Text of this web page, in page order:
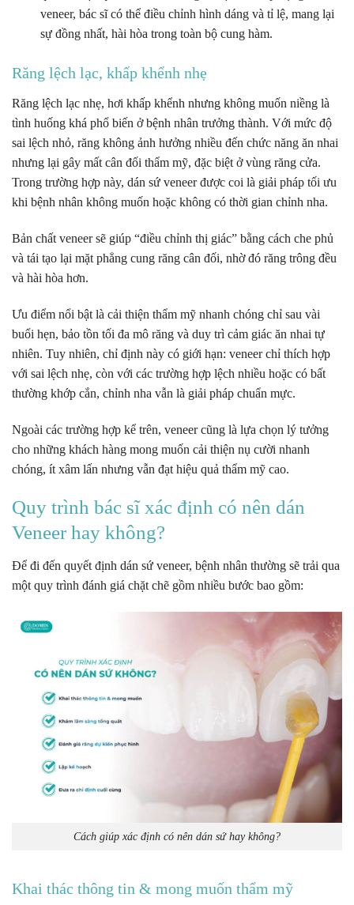
veneer, bác sĩ có thể điều chỉnh hình dáng và tỉ lệ, mang lại
sự đồng nhất, hài hòa trong toàn bộ cung hàm.
Răng lệch lạc, khấp khểnh nhẹ
Răng lệch lạc nhẹ, hơi khấp khểnh nhưng không muốn niềng là
tình huống khá phổ biến ở bệnh nhân trưởng thành. Với mức độ
sai lệch nhỏ, răng không ảnh hưởng nhiều đến chức năng ăn nhai
nhưng lại gây mất cân đối thẩm mỹ, đặc biệt ở vùng răng cửa.
Trong trường hợp này, dán sứ veneer được coi là giải pháp tối ưu
khi bệnh nhân không muốn hoặc không có thời gian chỉnh nha.
Bản chất veneer sẽ giúp “điều chỉnh thị giác” bằng cách che phủ
và tái tạo lại mặt phẳng cung răng cân đối, nhờ đó răng trông đều
và hài hòa hơn.
Ưu điểm nổi bật là cải thiện thẩm mỹ nhanh chóng chỉ sau vài
buổi hẹn, bảo tồn tối đa mô răng và duy trì cảm giác ăn nhai tự
nhiên. Tuy nhiên, chỉ định này có giới hạn: veneer chỉ thích hợp
với sai lệch nhẹ, còn với các trường hợp lệch nhiều hoặc có bất
thường khớp cắn, chỉnh nha vẫn là giải pháp chuẩn mực.
Ngoài các trường hợp kể trên, veneer cũng là lựa chọn lý tưởng
cho những khách hàng mong muốn cải thiện nụ cười nhanh
chóng, ít xâm lấn nhưng vẫn đạt hiệu quả thẩm mỹ cao.
Quy trình bác sĩ xác định có nên dán
Veneer hay không?
Để đi đến quyết định dán sứ veneer, bệnh nhân thường sẽ trải qua
một quy trình đánh giá chặt chẽ gồm nhiều bước bao gồm:
Cách giúp xác định có nên dán sứ hay không?
Khai thác thông tin & mong muốn thẩm mỹ